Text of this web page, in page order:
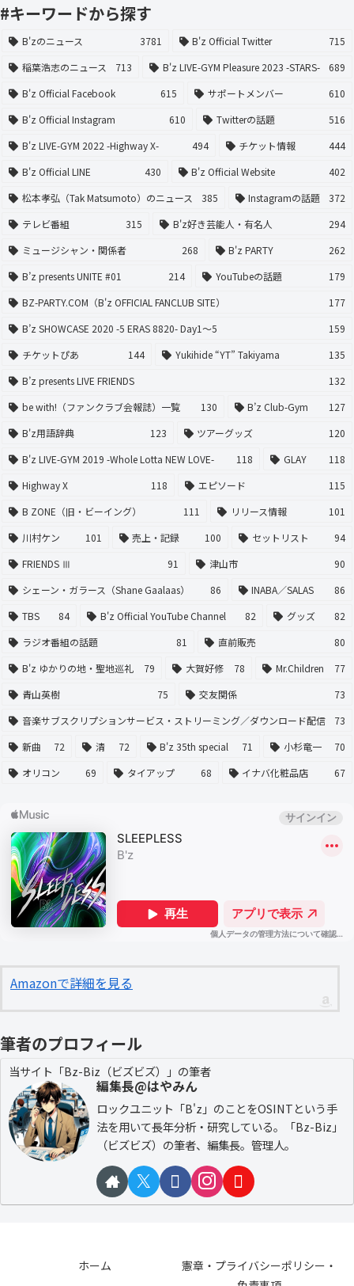
#キーワードから探す
B'zのニュース 3781 B'z Official Twitter
715
稲葉浩志のニュース
713 B'z LIVE-GYM Pleasure 2023 -STARS-
689
B'z Official Facebook
615 サポートメンバー
610
B'z Official Instagram
610 Twitterの話題
516
B'z LIVE-GYM 2022 -Highway X-
494 チケット情報
444
B'z Official LINE
430 B'z Official Website
402
松本孝弘（Tak Matsumoto）のニュース
385 Instagramの話題
372
テレビ番組
315 B'z好き芸能人・有名人
294
ミュージシャン・関係者
268 B'z PARTY
262
B’z presents UNITE #01
214 YouTubeの話題
179
BZ-PARTY.COM（B'z OFFICIAL FANCLUB SITE）
177
B’z SHOWCASE 2020 -5 ERAS 8820- Day1〜5
159
チケットぴあ
144 Yukihide “YT” Takiyama
135
B’z presents LIVE FRIENDS
132
be with!（ファンクラブ会報誌）一覧
130 B’z Club-Gym
127
B'z用語辞典
123 ツアーグッズ
120
B'z LIVE-GYM 2019 -Whole Lotta NEW LOVE-
118 GLAY
118
Highway X
118 エピソード
115
B ZONE（旧・ビーイング）
111 リリース情報
101
川村ケン
101 売上・記録 100 セットリスト
94
FRIENDS Ⅲ
91 津山市
90
シェーン・ガラース（Shane Gaalaas）
86 INABA／SALAS
86
TBS
84 B'z Official YouTube Channel 82 グッズ
82
ラジオ番組の話題
81 直前販売
80
B'z ゆかりの地・聖地巡礼
79 大賀好修 78 Mr.Children
77
青山英樹
75 交友関係
73
音楽サブスクリプションサービス・ストリーミング／ダウンロード配信
73
新曲
72 清 72 B'z 35th special 71 小杉竜一
70
オリコン
69 タイアップ 68 イナバ化粧品店 67
Amazonで詳細を見る
筆者のプロフィール
当サイト「Bz-Biz（ビズビズ）」の筆者
編集長@はやみん
ロックユニット「B'z」のことをOSINTという手
法を用いて長年分析・研究している。「Bz-Biz」
（ビズビズ）の筆者、編集長。管理人。
ホーム
憲章・プライバシーポリシー・